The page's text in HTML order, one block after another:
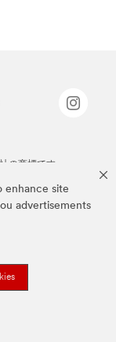
enhance site
advertisements
の商標です。